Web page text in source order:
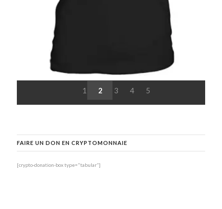
1 2 3 4 5
FAIRE UN DON EN CRYPTOMONNAIE
[crypto-donation-box type="tabular"]